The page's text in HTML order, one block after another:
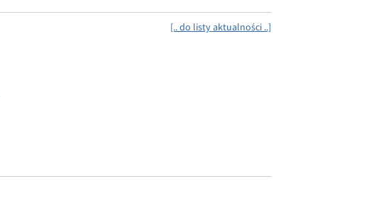
[.. do listy aktualności ..]